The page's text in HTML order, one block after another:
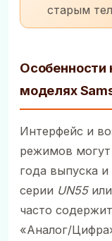
старым
Особенности
моделях
Интерфейс и
режимов могут
года выпуска
серии UN55или
часто
«Аналог/